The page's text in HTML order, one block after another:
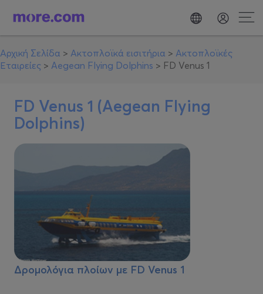
Αρχική Σελίδα > Ακτοπλοϊκά εισιτήρια > Ακτοπλοϊκές
Εταιρείες > Aegean Flying Dolphins > FD Venus 1
FD Venus 1 (Aegean Flying
Dolphins)
Δρομολόγια πλοίων με FD Venus 1